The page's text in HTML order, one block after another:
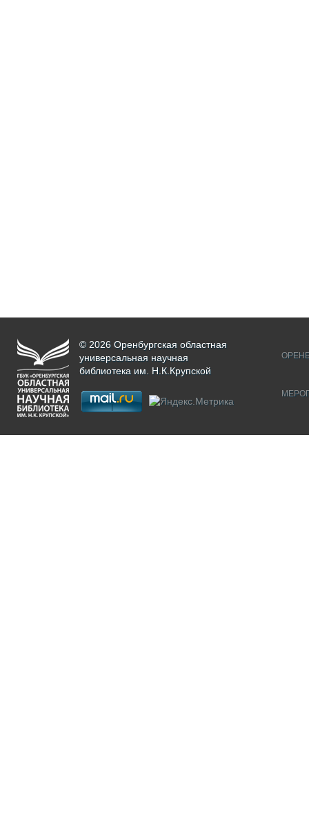
© 2026 Оренбургская областная
универсальная научная
библиотека им. Н.К.Крупской